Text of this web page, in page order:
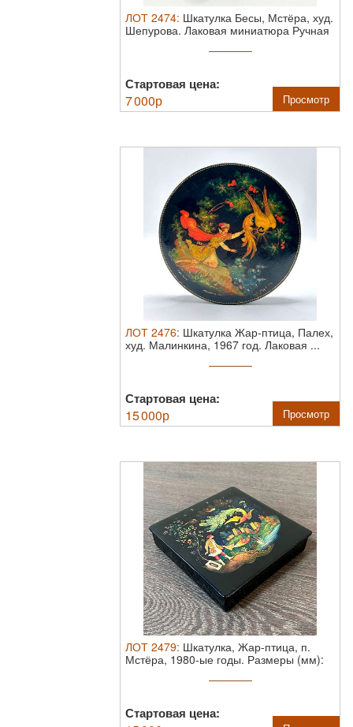
ЛОТ 2474: Шкатулка Бесы, Мстёра, худ.
Шепурова. Лаковая миниатюра Ручная
Стартовая цена:
7 000р Просмотр
ЛОТ 2476: Шкатулка Жар-птица, Палех,
худ. Малинкина, 1967 год. Лаковая ...
Стартовая цена:
15 000р Просмотр
ЛОТ 2479: Шкатулка, Жар-птица, п.
Мстёра, 1980-ые годы. Размеры (мм):
Стартовая цена: